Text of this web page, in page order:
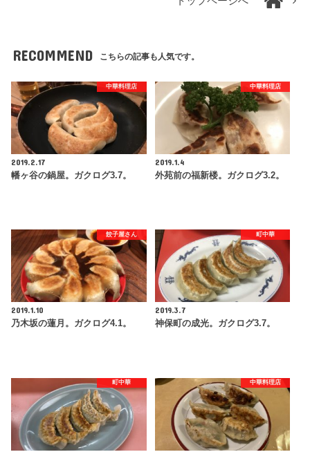
RECOMMEND こちらの記事も人気です。
中華料理店
2019.2.17
幡ヶ谷の鍋屋。ガクログ3.7。
中華料理店
2019.1.4
外苑前の福新楼。ガクログ3.2。
餃子屋さん
2019.1.10
乃木坂の蓮月。ガクログ4.1。
町中華
2019.3.7
神保町の成光。ガクログ3.7。
町中華 中華料理店